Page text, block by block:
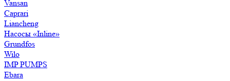
Vansan
Caprari
Liancheng
Насосы «Inline»
Grundfos
Wilo
IMP PUMPS
Ebara